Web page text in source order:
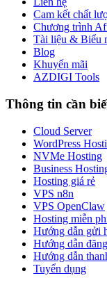
Cam kết chất
Chương trình
Tài liệu & Biểu
Blog
Khuyến mãi
AZDIGI Tools
Thông tin cần
Cloud Server
WordPress
NVMe Hosting
Business
Hosting giá rẻ
VPS n8n
VPS OpenClaw
Hosting miễn
Hướng dẫn gửi
Hướng dẫn
Hướng dẫn
Tuyển dụng